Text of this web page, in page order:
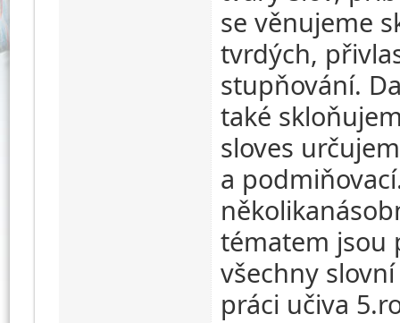
se věnujeme
tvrdých,
stupňování.
také
sloves
a
tématem jsou
všechny
práci učiva